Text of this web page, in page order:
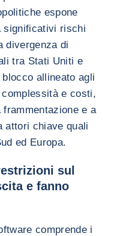
espone
significativi rischi
divergenza di
tra Stati Uniti e
allineato agli
e costi,
frammentazione e a
attori chiave quali
ed Europa.
sul
e fanno
comprende i